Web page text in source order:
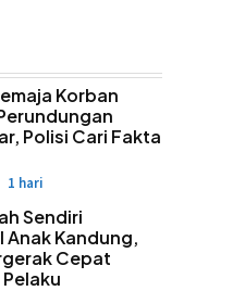
Korban
Polisi Cari Fakta
1 hari
Sendiri
Anak Kandung,
Cepat